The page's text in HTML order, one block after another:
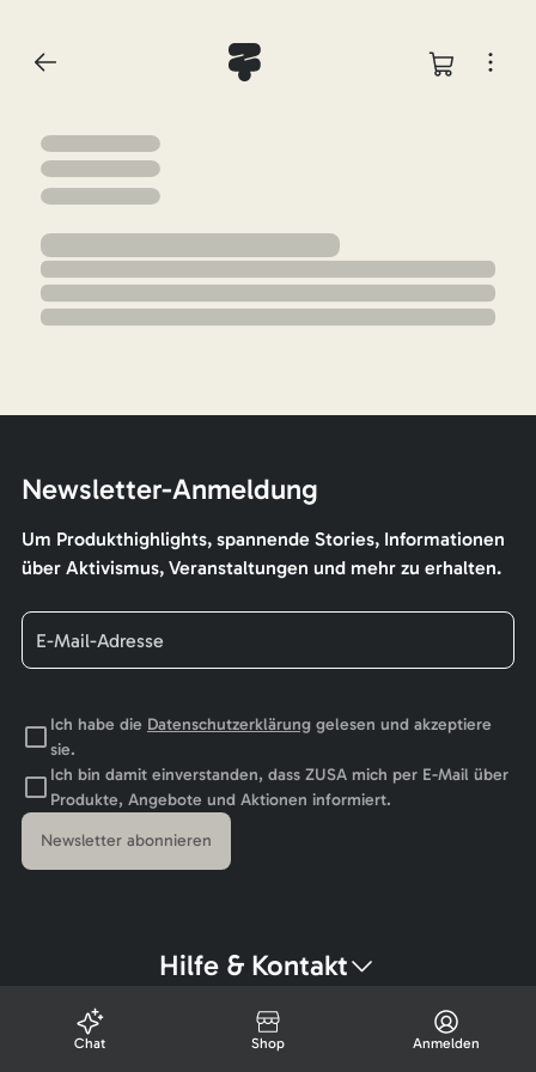
Newsletter-Anmeldung
Um Produkthighlights, spannende Stories, Informationen
über Aktivismus, Veranstaltungen und mehr zu erhalten.
Ich habe die Datenschutzerklärunggelesen und akzeptiere
sie.
Ich bin damit einverstanden, dass ZUSA mich per E-Mail über
Produkte, Angebote und Aktionen informiert.
Newsletter abonnieren
Hilfe & Kontakt
Chat Shop Anmelden